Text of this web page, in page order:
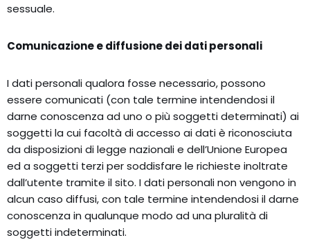
sessuale.
Comunicazione e diffusione dei dati personali
I dati personali qualora fosse necessario, possono
essere comunicati (con tale termine intendendosi il
darne conoscenza ad uno o più soggetti determinati) ai
soggetti la cui facoltà di accesso ai dati è riconosciuta
da disposizioni di legge nazionali e dell’Unione Europea
ed a soggetti terzi per soddisfare le richieste inoltrate
dall’utente tramite il sito. I dati personali non vengono in
alcun caso diffusi, con tale termine intendendosi il darne
conoscenza in qualunque modo ad una pluralità di
soggetti indeterminati.